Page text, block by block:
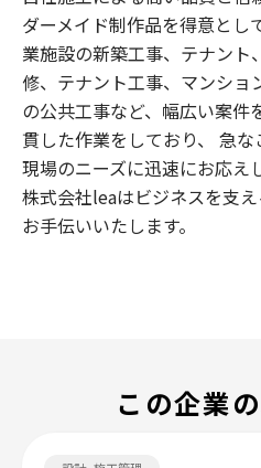
ダーメイド制作品を得意とし
業施設の新築工事、テナン
修、テナント工事、マンショ
の公共工事など、幅広い案件
貫した作業をしており、 急な
現場のニーズに迅速にお応え
株式会社leaはビジネスを支
お手伝いいたします。
この企業